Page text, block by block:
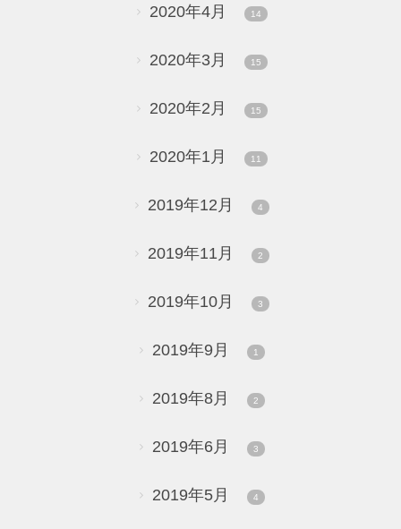
2020年4月 14
2020年3月 15
2020年2月 15
2020年1月 11
2019年12月 4
2019年11月 2
2019年10月 3
2019年9月 1
2019年8月 2
2019年6月 3
2019年5月 4